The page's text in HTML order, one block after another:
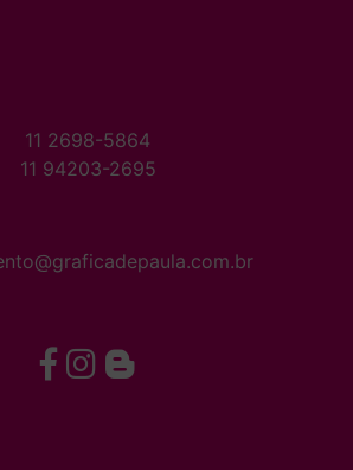
11 2698-5864
11 94203-2695